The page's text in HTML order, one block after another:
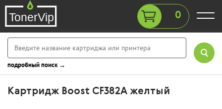
0
подробный поиск →
Картридж Boost CF382A желтый